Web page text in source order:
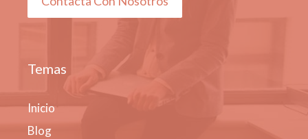
Temas
Inicio
Blog